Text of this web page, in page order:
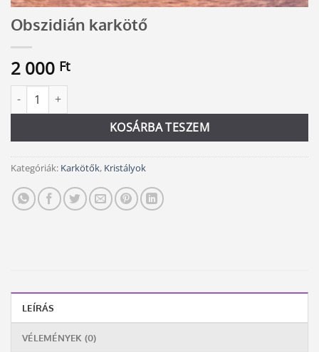
Obszidián karkötő
2 000 Ft
Obszidián karkötő mennyiség
KOSÁRBA TESZEM
Alternative:
Kategóriák: Karkötők, Kristályok
LEÍRÁS
VÉLEMÉNYEK (0)